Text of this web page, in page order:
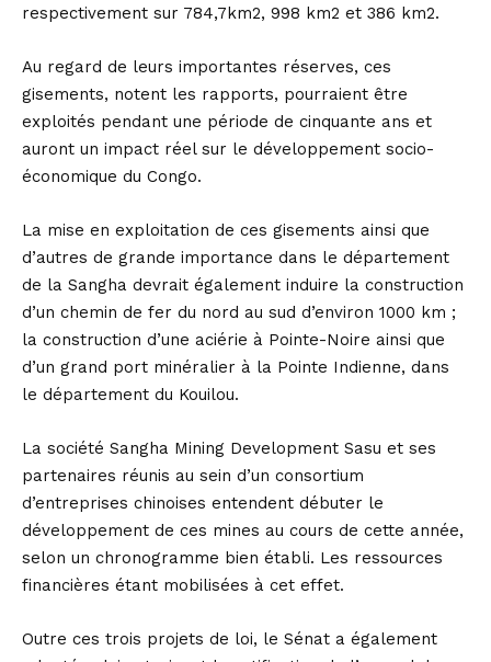
respectivement sur 784,7km2, 998 km2 et 386 km2.
Au regard de leurs importantes réserves, ces
gisements, notent les rapports, pourraient être
exploités pendant une période de cinquante ans et
auront un impact réel sur le développement socio-
économique du Congo.
La mise en exploitation de ces gisements ainsi que
d’autres de grande importance dans le département
de la Sangha devrait également induire la construction
d’un chemin de fer du nord au sud d’environ 1000 km ;
la construction d’une aciérie à Pointe-Noire ainsi que
d’un grand port minéralier à la Pointe Indienne, dans
le département du Kouilou.
La société Sangha Mining Development Sasu et ses
partenaires réunis au sein d’un consortium
d’entreprises chinoises entendent débuter le
développement de ces mines au cours de cette année,
selon un chronogramme bien établi. Les ressources
financières étant mobilisées à cet effet.
Outre ces trois projets de loi, le Sénat a également